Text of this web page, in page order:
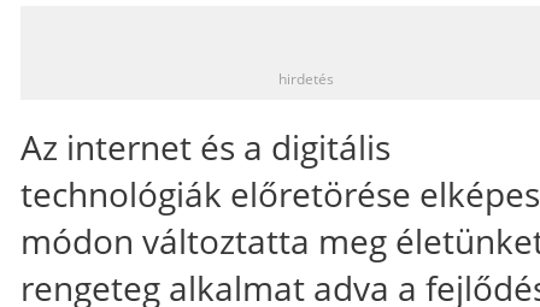
hirdetés
Az internet és a digitális
technológiák előretörése
módon változtatta meg
rengeteg alkalmat adva a